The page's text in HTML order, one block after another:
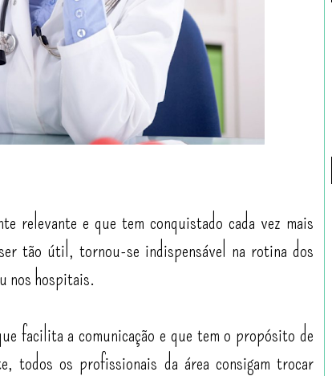
relevante e que tem conquistado cada vez mais
tão útil, tornou-se indispensável na rotina dos
nos hospitais.
facilita a comunicação e que tem o propósito de
todos os profissionais da área consigam trocar